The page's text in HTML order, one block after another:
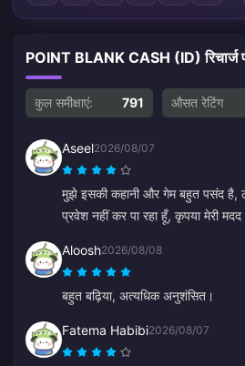
POINT BLANK CASH (ID) रिचार्ज
कुल समीक्षाएं: 791 औसत रेटिंग
Aseel2026/08/07
मुझे इसकी कहानी और गेम बहुत पसंद है,
प्रवेश नहीं कर पा रहा हूँ, कृपया मेरी
Aloosh2026/08/08
बहुत बढ़िया, अत्यधिक अनुशंसित।
Fatema Habibi2026/08/07